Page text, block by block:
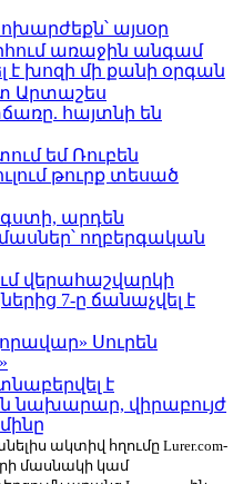
այսօր
առաջին անգամ
խոզի մի քանի օրգան
Արտաշես
հայտնի են
եմ Ռուբեն
թուրք տեսած
արդեն
ողբերգական
վերահաշվարկի
7-ը ճանաչվել է
Սուրեն
է
նախարար, վիրաբույժ
ակտիվ հղումը Lurer.com-
մասնակի կամ